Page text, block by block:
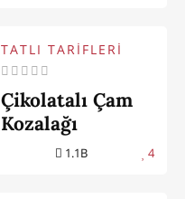
TATLI TARİFLERİ
Çikolatalı Çam
Kozalağı
1.1B 4